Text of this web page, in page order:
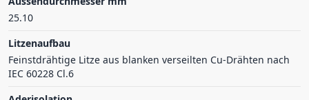
25.10
Litzenaufbau
Feinstdrähtige Litze aus blanken verseilten Cu-Drähten nach
IEC 60228 Cl.6